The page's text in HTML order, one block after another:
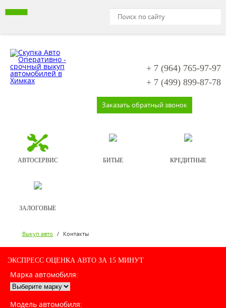
+ 7 (964) 765-97-97
+ 7 (499) 899-87-78
Заказать обратный звонок
АВТОСЕРВИС БИТЫЕ КРЕДИТНЫЕ
ЗАЛОГОВЫЕ
Выкуп авто / Контакты
ЭКСПРЕСС ОЦЕНКА АВТО ЗА 15 МИНУТ
Марка автомобиля:
Модель автомобиля: